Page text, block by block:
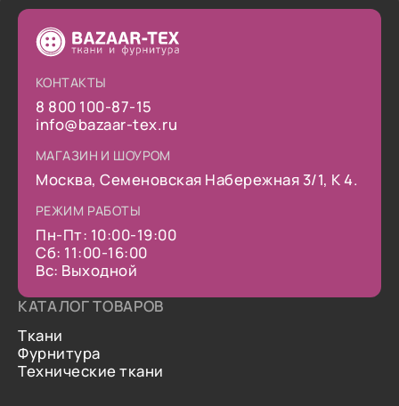
КОНТАКТЫ
8 800 100-87-15
info@bazaar-tex.ru
МАГАЗИН И ШОУРОМ
Москва, Семеновская Набережная 3/1, К 4.
РЕЖИМ РАБОТЫ
Пн-Пт: 10:00-19:00
Сб: 11:00-16:00
Вс: Выходной
КАТАЛОГ ТОВАРОВ
Ткани
Фурнитура
Технические ткани